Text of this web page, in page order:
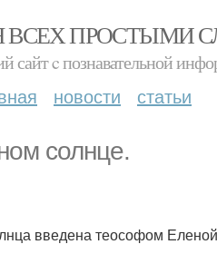
ВСЕХ ПРОСТЫМИ
сайт c познавательной
новости статьи
солнце.
введена теософом